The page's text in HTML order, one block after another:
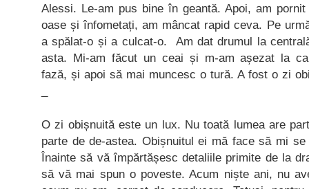
Alessi. Le-am pus bine în geantă. Apoi, am
oase și înfometați, am mâncat rapid ceva. Pe
a spălat-o și a culcat-o. Am dat drumul la
asta. Mi-am făcut un ceai și m-am așezat la
fază, și apoi să mai muncesc o tură. A fost o zi
O zi obișnuită este un lux. Nu toată lumea are
parte de de-astea. Obișnuitul ei mă face să mi
Înainte să vă împărtășesc detaliile primite de la
să vă mai spun o poveste. Acum niște ani, nu